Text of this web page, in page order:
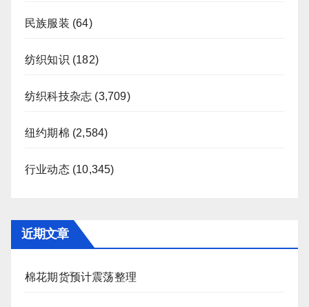
民族服装 (64)
纺织知识 (182)
纺织科技杂志 (3,709)
纽约期棉 (2,584)
行业动态(10,345)
近期文章
棉花期货预计震荡整理